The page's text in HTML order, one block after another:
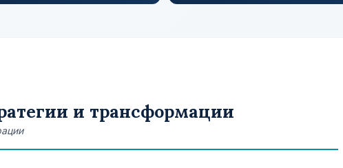
и трансформации